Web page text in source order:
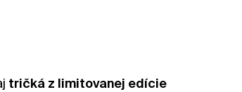
tričká z limitovanej edície